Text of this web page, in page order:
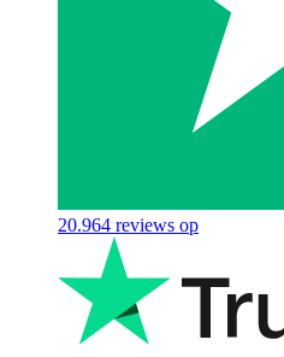
20.964 reviews op